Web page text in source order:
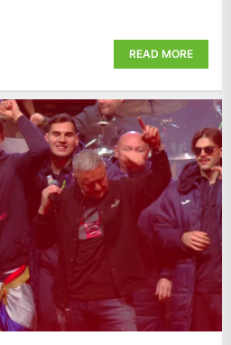
READ MORE